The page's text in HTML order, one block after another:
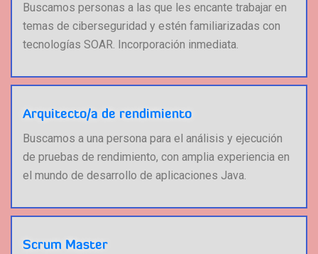
Buscamos personas a las que les encante trabajar en
temas de ciberseguridad y estén familiarizadas con
tecnologías SOAR. Incorporación inmediata.
Arquitecto/a de rendimiento
Buscamos a una persona para el análisis y ejecución
de pruebas de rendimiento, con amplia experiencia en
el mundo de desarrollo de aplicaciones Java.
Scrum Master